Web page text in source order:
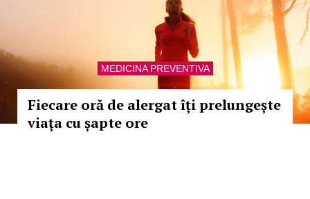
MEDICINA PREVENTIVA
Fiecare oră de alergat îți prelungește
viața cu șapte ore